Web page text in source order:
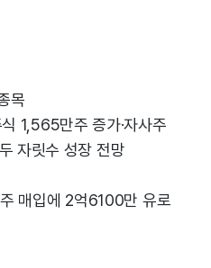
목
1,565만주 증가·자사주
자릿수 성장 전망
매입에 2억6100만 유로